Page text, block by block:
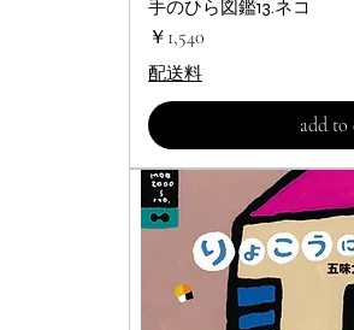
クイッ
手のひら図鑑13.ネコ
価格
￥1,540
配送料
add to